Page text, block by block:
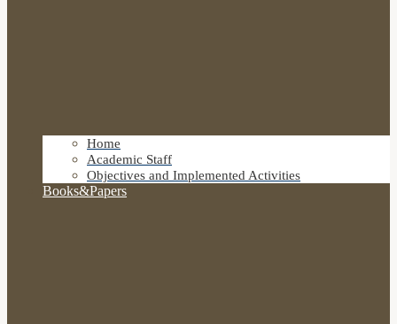
Home
Academic Staff
Objectives and Implemented Activities
Books&Papers